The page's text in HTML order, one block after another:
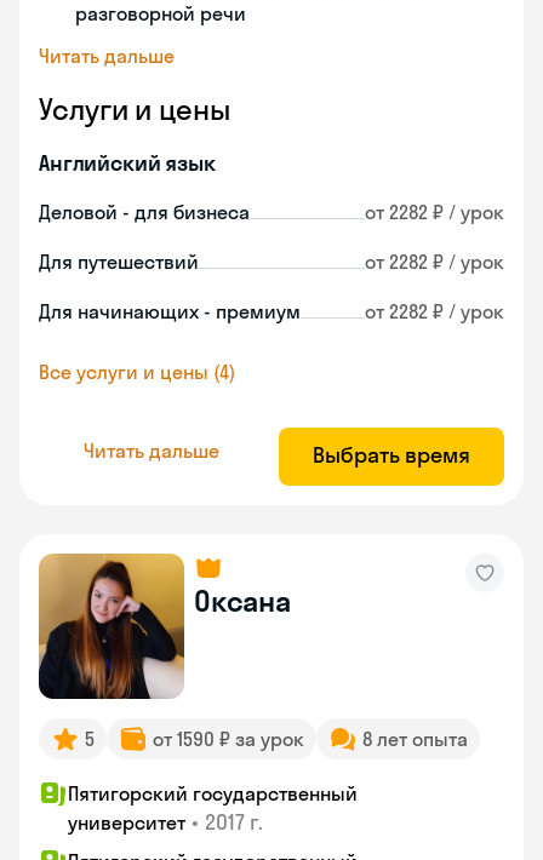
разговорной речи
Читать дальше
Услуги и цены
Английский язык
Деловой - для бизнеса от 2282 ₽ / урок
Для путешествий от 2282 ₽ / урок
Для начинающих - премиум от 2282 ₽ / урок
Все услуги и цены (4)
Читать дальше Выбрать время
Оксана
5 от 1590 ₽ за урок 8 лет опыта
Пятигорский государственный
университет • 2017 г.